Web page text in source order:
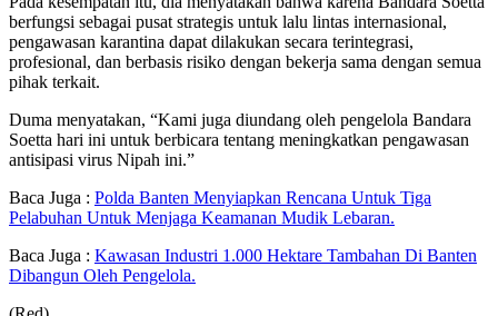
berfungsi sebagai pusat strategis untuk lalu lintas internasional,
pengawasan karantina dapat dilakukan secara terintegrasi,
profesional, dan berbasis risiko dengan bekerja sama dengan semua
pihak terkait.
Duma menyatakan, “Kami juga diundang oleh pengelola Bandara
Soetta hari ini untuk berbicara tentang meningkatkan pengawasan
antisipasi virus Nipah ini.”
Baca Juga : Polda Banten Menyiapkan Rencana Untuk Tiga
Pelabuhan Untuk Menjaga Keamanan Mudik Lebaran.
Baca Juga : Kawasan Industri 1.000 Hektare Tambahan Di Banten
Dibangun Oleh Pengelola.